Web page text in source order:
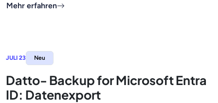
Mehr erfahren
JULI 23 Neu
Datto- Backup for Microsoft Entra
ID: Datenexport